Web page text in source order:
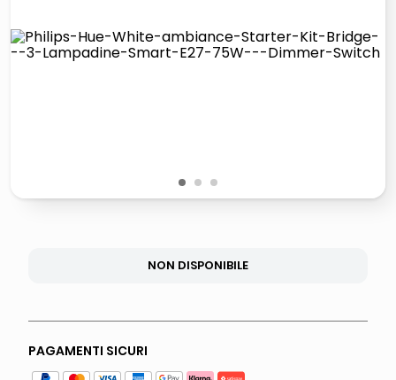
pattumiera raccolta differenziata
1 2 3
NON DISPONIBILE
PAGAMENTI SICURI